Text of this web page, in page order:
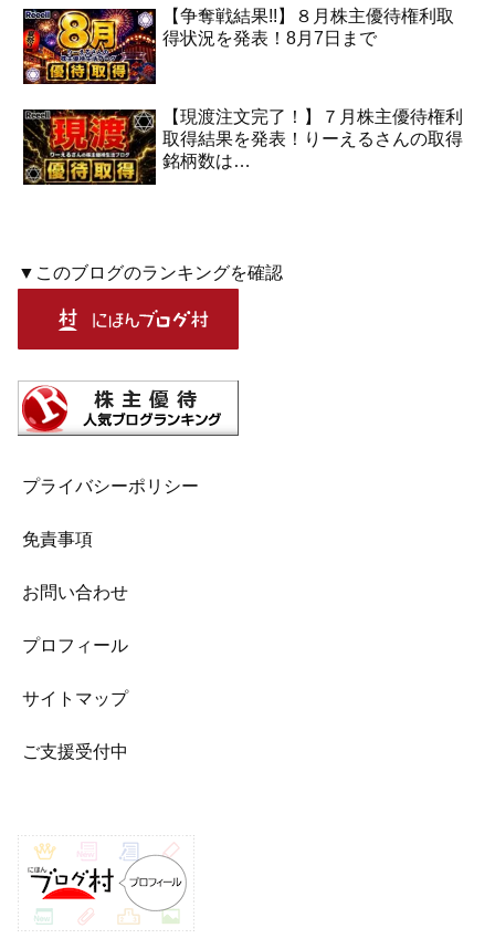
【争奪戦結果!!】８月株主優待権利取
得状況を発表！8月7日まで
【現渡注文完了！】７月株主優待権利
取得結果を発表！りーえるさんの取得
銘柄数は…
▼このブログのランキングを確認
プライバシーポリシー
免責事項
お問い合わせ
プロフィール
サイトマップ
ご支援受付中